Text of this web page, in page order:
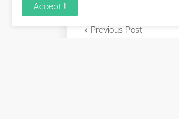
Previous Post
Accept !